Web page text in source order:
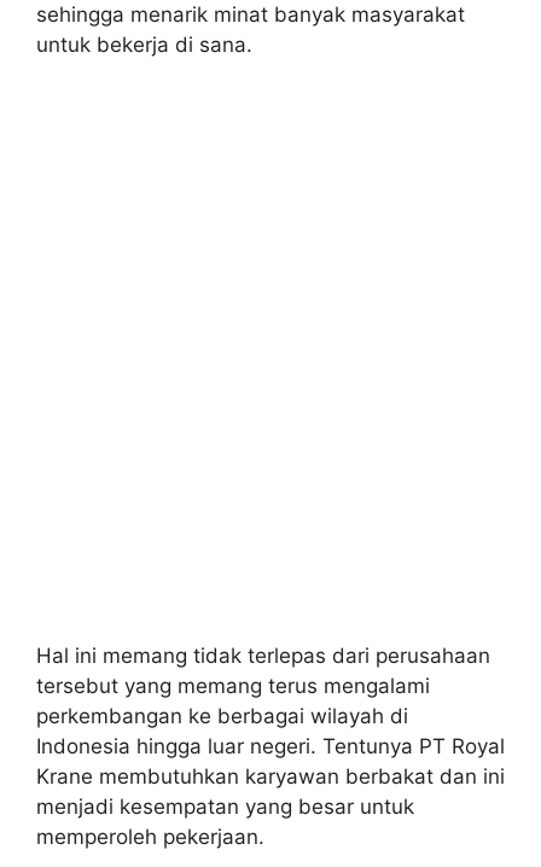
sehingga menarik minat banyak masyarakat
untuk bekerja di sana.
Hal ini memang tidak terlepas dari perusahaan
tersebut yang memang terus mengalami
perkembangan ke berbagai wilayah di
Indonesia hingga luar negeri. Tentunya PT Royal
Krane membutuhkan karyawan berbakat dan ini
menjadi kesempatan yang besar untuk
memperoleh pekerjaan.